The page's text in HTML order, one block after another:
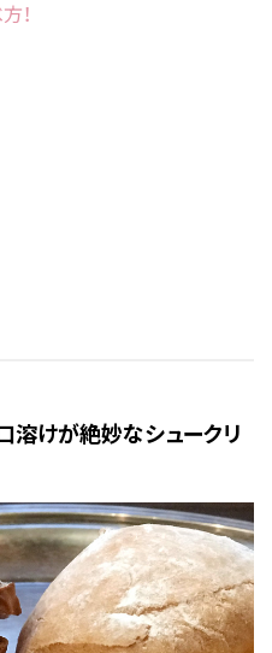
！
溶けが絶妙なシュークリ